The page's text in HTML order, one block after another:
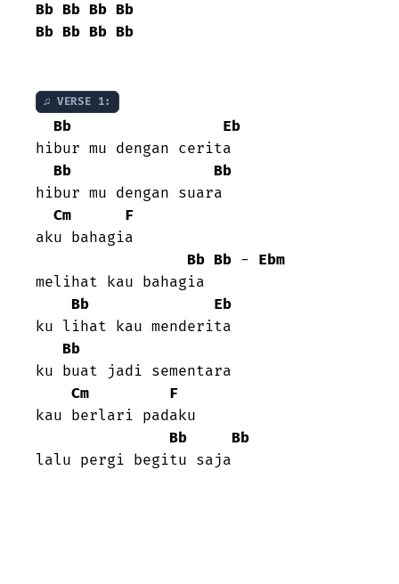
Bb Bb Bb Bb
Bb Bb Bb Bb
♫ VERSE 1:
Bb
Eb
hibur mu dengan cerita
Bb
Bb
hibur mu dengan suara
Cm
F
aku bahagia
Bb Bb - Ebm
melihat kau bahagia
Bb
Eb
ku lihat kau menderita
Bb
ku buat jadi sementara
Cm
F
kau berlari padaku
Bb
Bb
lalu pergi begitu saja